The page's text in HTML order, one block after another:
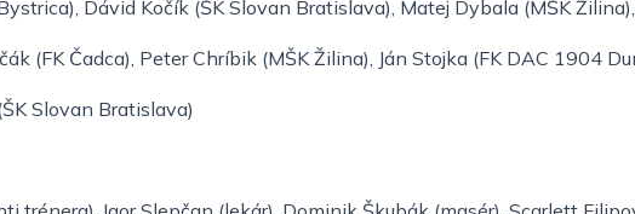
Dávid Kočík (ŠK Slovan Bratislava), Matej Dybala (MŠK
(FK Čadca), Peter Chríbik (MŠK Žilina), Ján Stojka (FK DAC 1904
Slovan Bratislava)